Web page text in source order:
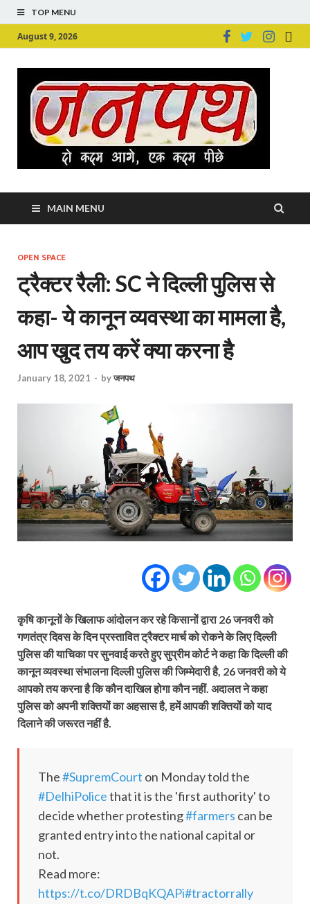
TOP MENU
August 9, 2026
MAIN MENU
OPEN SPACE
ट्रैक्टर रैली: SC ने दिल्ली पुलिस से
कहा- ये कानून व्यवस्था का मामला है,
आप खुद तय करें क्या करना है
January 18, 2021 - byजनपथ
कृषि कानूनों के खिलाफ आंदोलन कर रहे किसानों द्वारा 26 जनवरी को
गणतंत्र दिवस के दिन प्रस्तावित ट्रैक्टर मार्च को रोकने के लिए दिल्ली
पुलिस की याचिका पर सुनवाई करते हुए सुप्रीम कोर्ट ने कहा कि दिल्ली की
कानून व्यवस्था संभालना दिल्ली पुलिस की जिम्मेदारी है, 26 जनवरी को ये
आपको तय करना है कि कौन दाखिल होगा कौन नहीं. अदालत ने कहा
पुलिस को अपनी शक्तियों का अहसास है, हमें आपकी शक्तियों को याद
दिलाने की जरूरत नहीं है.
The#SupremCourt on Monday told the
#DelhiPolicethat it is the 'first authority' to
decide whether protesting#farmers can be
granted entry into the national capital or
not.
Read more:
https://t.co/DRDBqKQAPi#tractorrally